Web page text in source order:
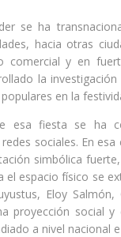
se ha
hacia otras
comercial y en
la
en la
esa fiesta se ha
sociales. En
simbólica
el espacio físico se
Eloy
proyección social
a nivel nacional